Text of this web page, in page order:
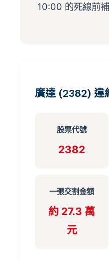
10:00 的死線前
廣達 (2382) 違
股票代號
2382
一張交割金額
約 27.3 萬
元